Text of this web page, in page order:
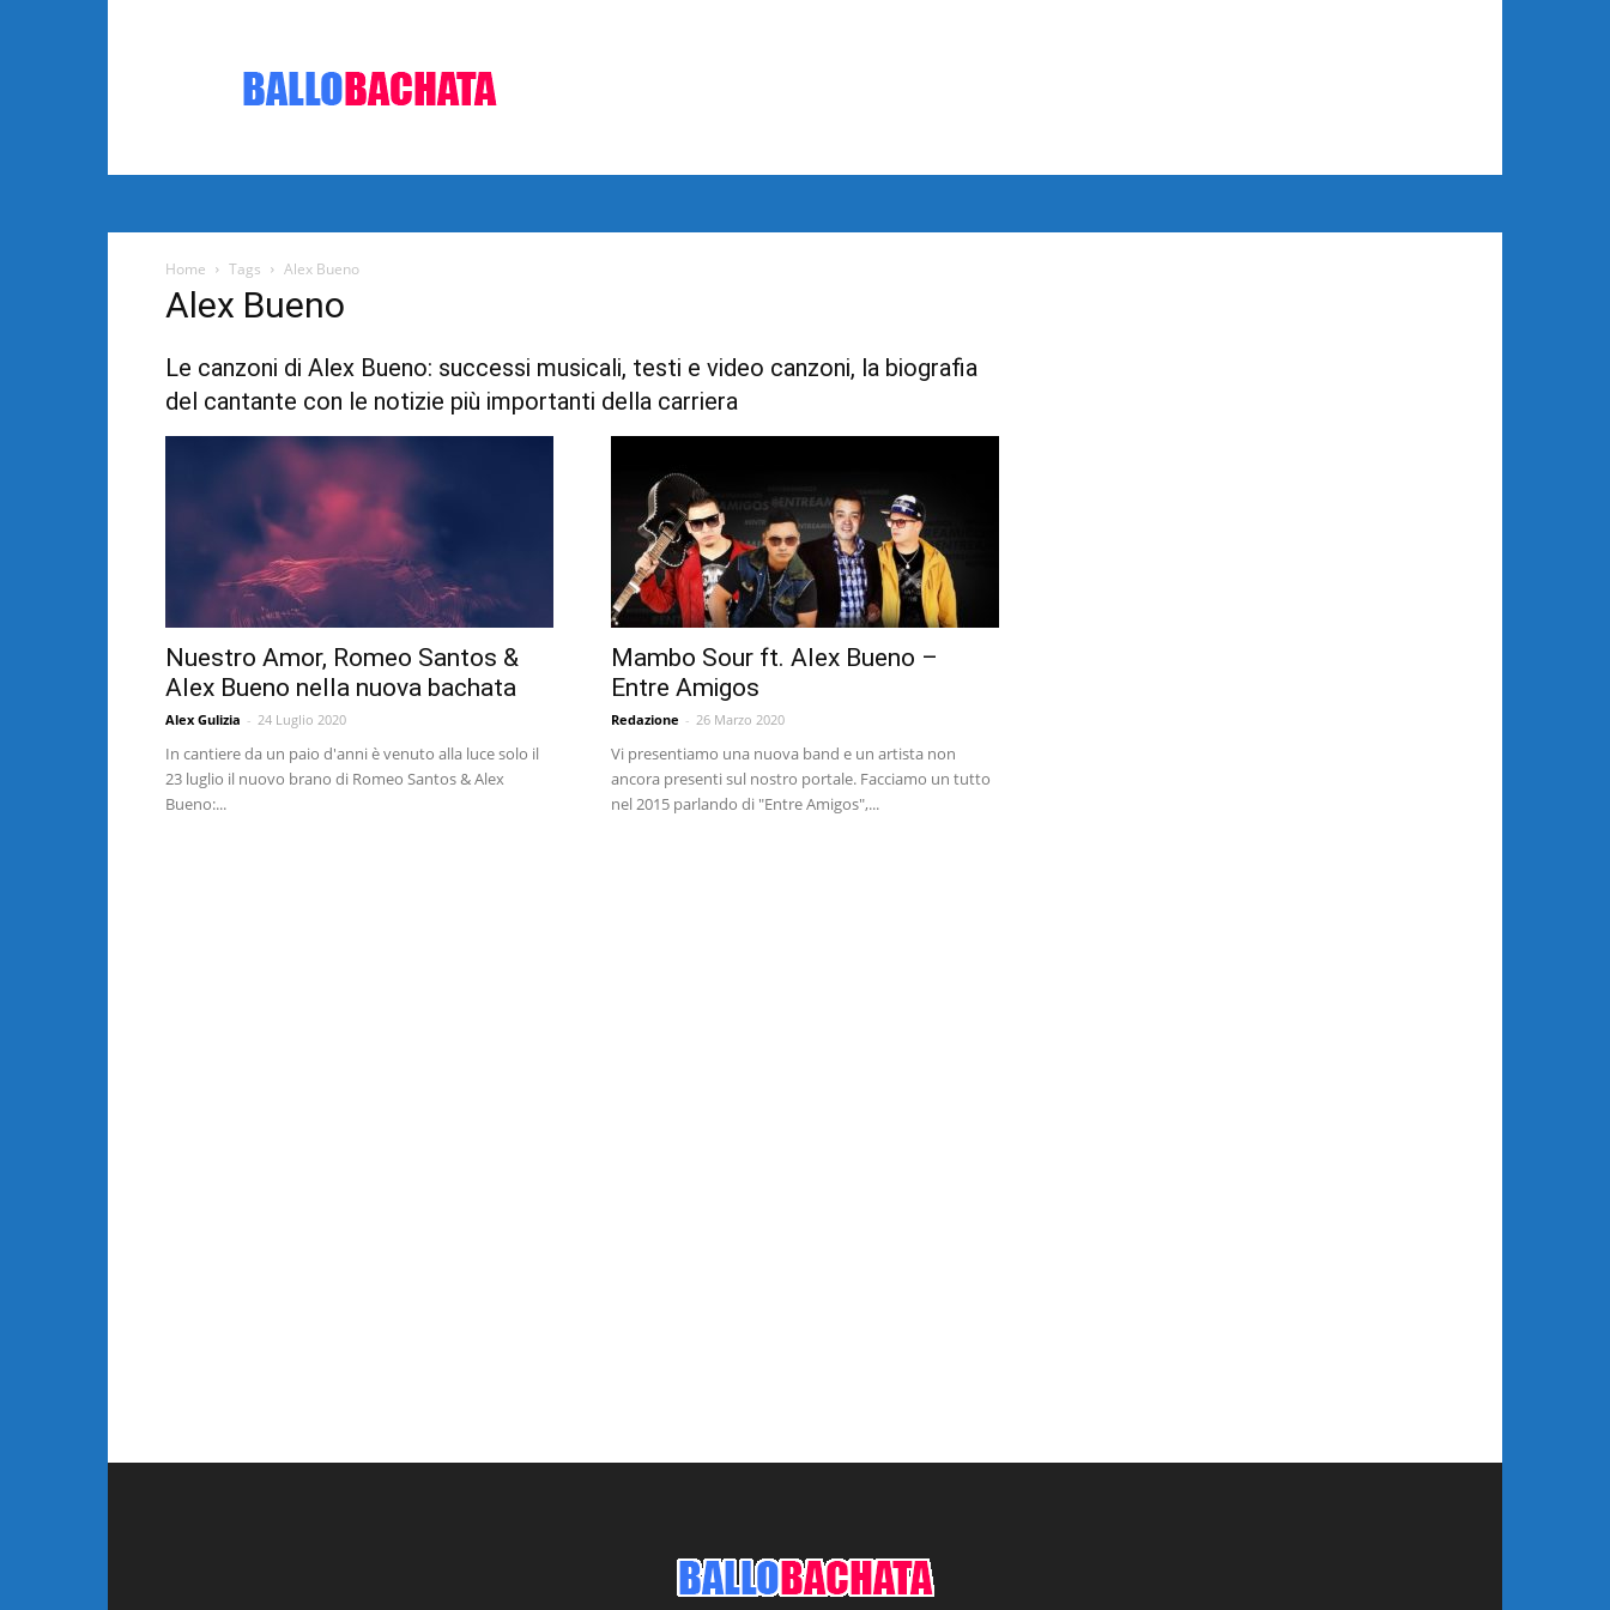
video
Home Tags Alex Bueno
Alex Bueno
Le canzoni di Alex Bueno: successi musicali, testi e video canzoni, la biografia
del cantante con le notizie più importanti della carriera
Nuestro Amor, Romeo Santos &
Alex Bueno nella nuova bachata
Alex Gulizia - 24 Luglio 2020
In cantiere da un paio d'anni è venuto alla luce solo il
23 luglio il nuovo brano di Romeo Santos & Alex
Bueno:...
Mambo Sour ft. Alex Bueno –
Entre Amigos
Redazione - 26 Marzo 2020
Vi presentiamo una nuova band e un artista non
ancora presenti sul nostro portale. Facciamo un tutto
nel 2015 parlando di "Entre Amigos",...